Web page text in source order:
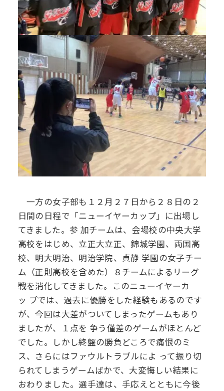
一方の女子部も１２月２７日から２８日の２
日間の日程で「ニューイヤーカップ」に出場し
てきました。参 加チームは、会場校の中央大学
高校をはじめ、立正大立正、錦城学園、両国高
校、明大明治、明治学院、貞静 学園の女子チー
ム（正則高校を含めた）８チームによるリーグ
戦を消化してきました。このニューイヤーカ
ッ プでは、過去に優勝をした経験もあるのです
が、今回は大差がついてしまったゲームもあり
ましたが、１点を 争う僅差のゲームがほとんど
でした。しかし終盤の勝負どころで痛恨のミ
ス、さらにはファウルトラブルによ って振り切
られてしまうゲームばかで、大変悔しい結果に
おわりました。選手達は、手応えとともに今後